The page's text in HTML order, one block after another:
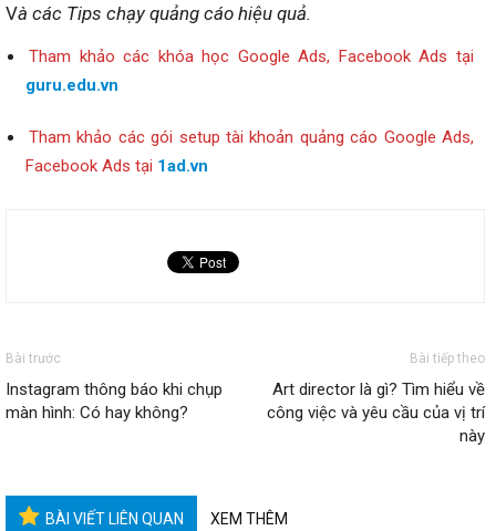
Và các Tips chạy quảng cáo hiệu quả.
Tham khảo các khóa học Google Ads, Facebook Ads tại
guru.edu.vn
Tham khảo các gói setup tài khoản quảng cáo Google Ads,
Facebook Ads tại 1ad.vn
Bài trước
Instagram thông báo khi chụp
màn hình: Có hay không?
Bài tiếp theo
Art director là gì? Tìm hiểu về
công việc và yêu cầu của vị trí
này
BÀI VIẾT LIÊN QUAN XEM THÊM